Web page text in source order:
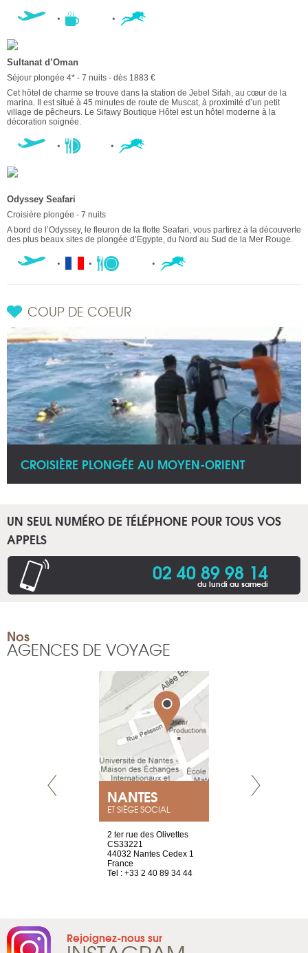
Sultanat d’Oman
Séjour plongée 4* - 7 nuits - dès 1883 €
Cet hôtel de charme se trouve dans la station de Jebel Sifah, au cœur de la
marina. Il est situé à 45 minutes de route de Muscat, à proximité d’un petit
village de pêcheurs. Le Sifawy Boutique Hôtel est un hôtel moderne à la
décoration soignée.
Odyssey Seafari
Croisière plongée - 7 nuits
A bord de l’Odyssey, le fleuron de la flotte Seafari, vous partirez à la découverte
des plus beaux sites de plongée d’Egypte, du Nord au Sud de la Mer Rouge.
COUP DE COEUR
CROISIÈRE PLONGÉE AU MOYEN-ORIENT
UN SEUL NUMÉRO DE TÉLÉPHONE POUR TOUS VOS
APPELS
02 40 89 98 14
du lundi au samedi
Nos
AGENCES DE VOYAGE
NANTES
ET SIÈGE SOCIAL
2 ter rue des Olivettes
CS33221
44032 Nantes Cedex 1
France
Tel : +33 2 40 89 34 44
Rejoignez-nous sur